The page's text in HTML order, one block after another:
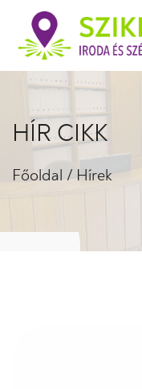
HÍR CIKK
Főoldal / Hírek